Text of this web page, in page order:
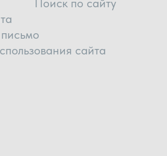
Поиск по сайту
сайта